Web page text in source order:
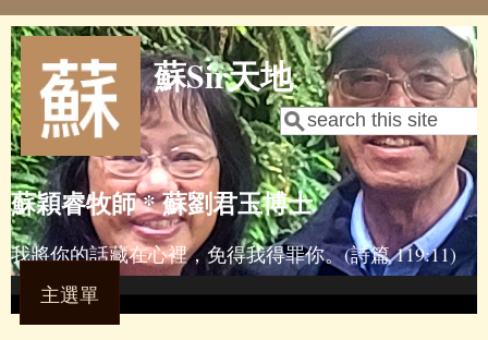
Skip to main content
蘇Sir天地
Search form
Search
蘇穎睿牧師 * 蘇劉君玉博士
我將你的話藏在心裡，免得我得罪你。(詩篇 119:11)
主選單